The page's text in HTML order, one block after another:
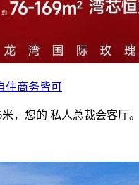
住商务皆可
，您的 私人总裁会客厅。